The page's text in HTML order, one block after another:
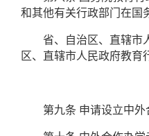
和其他有关行政部门在国
省、自治区、直辖市人
区、直辖市人民政府教
第九条 申请设立中